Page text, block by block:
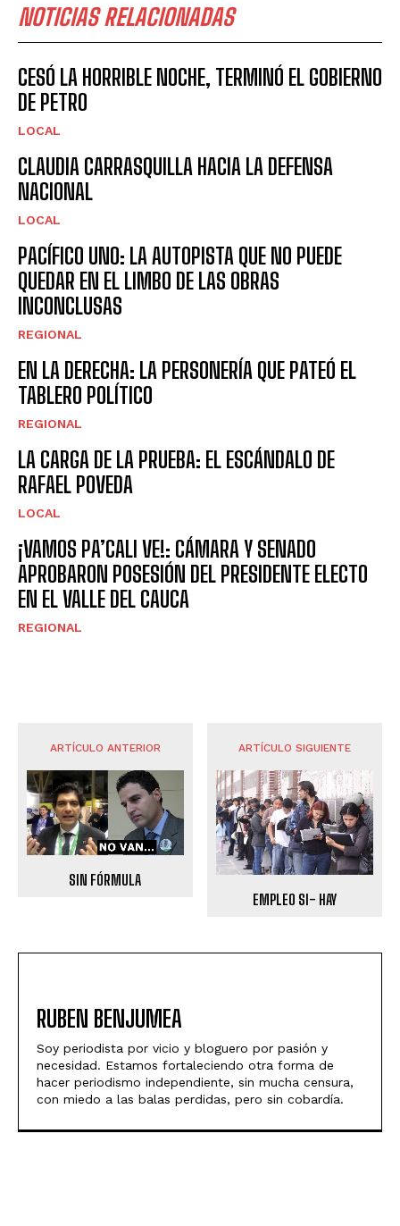
NOTICIAS RELACIONADAS
CESÓ LA HORRIBLE NOCHE, TERMINÓ EL GOBIERNO
DE PETRO
LOCAL
CLAUDIA CARRASQUILLA HACIA LA DEFENSA
NACIONAL
LOCAL
PACÍFICO UNO: LA AUTOPISTA QUE NO PUEDE
QUEDAR EN EL LIMBO DE LAS OBRAS
INCONCLUSAS
REGIONAL
EN LA DERECHA: LA PERSONERÍA QUE PATEÓ EL
TABLERO POLÍTICO
REGIONAL
LA CARGA DE LA PRUEBA: EL ESCÁNDALO DE
RAFAEL POVEDA
LOCAL
¡VAMOS PA’CALI VE!: CÁMARA Y SENADO
APROBARON POSESIÓN DEL PRESIDENTE ELECTO
EN EL VALLE DEL CAUCA
REGIONAL
ARTÍCULO ANTERIOR
SIN FÓRMULA
ARTÍCULO SIGUIENTE
EMPLEO SI- HAY
RUBEN BENJUMEA
Soy periodista por vicio y bloguero por pasión y
necesidad. Estamos fortaleciendo otra forma de
hacer periodismo independiente, sin mucha censura,
con miedo a las balas perdidas, pero sin cobardía.